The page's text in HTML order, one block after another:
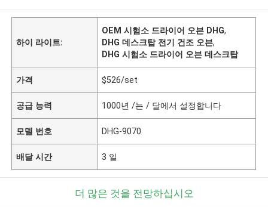
하이 라이트:
OEM 시험소 드라이어 오븐 DHG,
DHG 데스크탑 전기 건조 오븐,
DHG 시험소 드라이어 오븐 데스크탑
가격 $526/set
공급 능력 1000년 /는 / 달에서 설정합니다
모델 번호 DHG-9070
배달 시간 3 일
더 많은 것을 전망하십시오